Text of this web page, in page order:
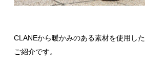
CLANEから暖かみのある素材を使用し
ご紹介です。